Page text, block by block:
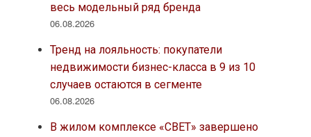
весь модельный ряд бренда
06.08.2026
Тренд на лояльность: покупатели
недвижимости бизнес-класса в 9 из 10
случаев остаются в сегменте
06.08.2026
В жилом комплексе «СВЕТ» завершено